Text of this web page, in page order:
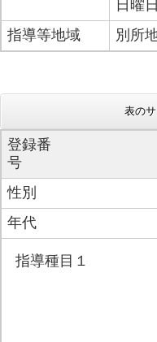
日曜
指導等地域
別所
表の
登録番
性別
年代
指導種目１